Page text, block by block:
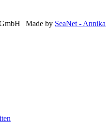
| Made by SeaNet - Annika